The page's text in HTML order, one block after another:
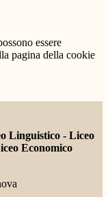
essere
pagina della cookie
Linguistico - Liceo
Economico